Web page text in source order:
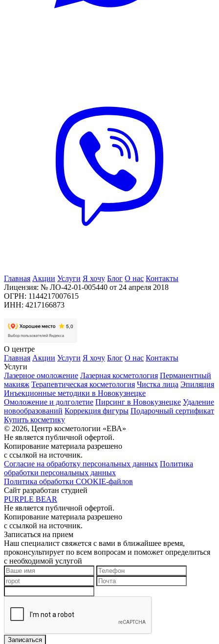
Главная Акции Услуги Я хочу Блог О нас Контакты
Лицензия: № ЛО-42-01-005440 от 24 апреля 2018
ОГРН: 1144217007615
ИНН: 4217166873
О центре
Главная Акции Услуги Я хочу Блог О нас Контакты
Услуги
Лазерное омоложение Лазерная косметология Перманентный
макияж Терапевтическая косметология Чистка лица Эпиляция
Инъекционные методики в Новокузнецке
Омоложение и долголетие Пирсинг в Новокузнецке Удаление
новообразований Коррекция фигуры Подарочный сертификат
Купить косметику
© 2026, Центр косметологии «ЕВА»
Не является публичной офертой.
Копирование материала разрешено
с ссылкой на источник.
Согласие на обработку персональных данных Политика
обработки персональных данных
Политика обработки COOKIE-файлов
Сайт разработан студией
PURPLE BEAR
Не является публичной офертой.
Копирование материала разрешено
с ссылкой на источник.
Записаться на прием
Наш специалист свяжется с вами в ближайшее время,
проконсультирует по всем вопросам и поможет определиться
с необходимой услугой